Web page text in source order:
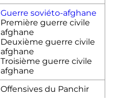
Guerre soviéto-afghane
Première guerre civile
afghane
Deuxième guerre civile
afghane
Troisième guerre civile
afghane
Offensives du Panchir